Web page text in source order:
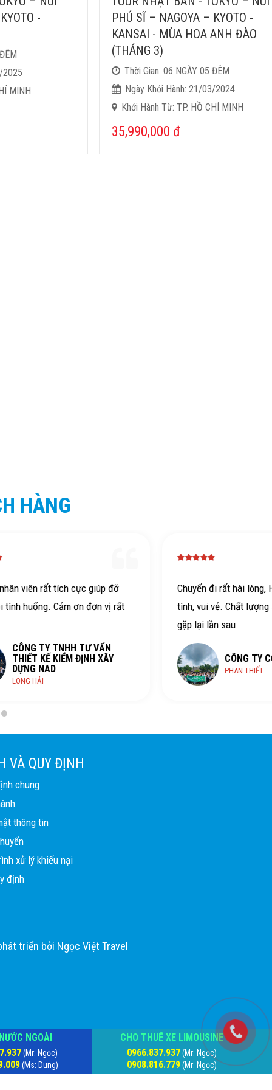
-
2025
MINH
PHÚ SĨ – NAGOYA – KYOTO -
KANSAI - MÙA HOA ANH ĐÀO
(THÁNG 3)
Thời Gian: 06 NGÀY 05 ĐÊM
Ngày Khởi Hành: 21/03/2024
Khởi Hành Từ: TP. HỒ CHÍ MINH
35,990,000 đ
HÀNG
cực giúp đỡ
ơn đơn vị rất
TƯ VẤN
ĐỊNH XÂY
Chuyến đi rất hài lòng, HDV hỗ trợ
tình, vui vẻ. Chất lượng ăn ngủ nghỉ
CÔNG TY CỔ PHẦN TOPCV
PHAN THIẾT
VÀ QUY ĐỊNH
chung
thông tin
xử lý khiếu nại
định
triển bởi Ngọc Việt Travel
NGOÀI
(Mr: Ngọc)
(Ms: Dung)
CHO THUÊ XE LIMOUSINE
0966.837.937(Mr: Ngọc)
0908.816.779(Mr: Ngọc)